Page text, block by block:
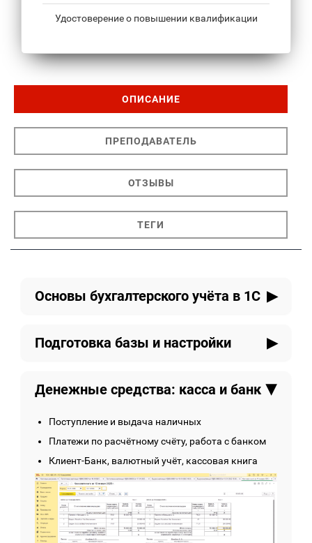
Удостоверение о повышении квалификации
ОПИСАНИЕ
ПРЕПОДАВАТЕЛЬ
ОТЗЫВЫ
ТЕГИ
Основы бухгалтерского учёта в 1С
План счетов, проводки, дебет и кредит —
Подготовка базы и настройки
Настройка учётной политики, налогов и
Настройка структуры справочников: статьи
затрат, доходы и расходы
Денежные средства: касса и банк
Поступление и выдача наличных
Платежи по расчётному счёту, работа с банком
Клиент-Банк, валютный учёт, кассовая книга